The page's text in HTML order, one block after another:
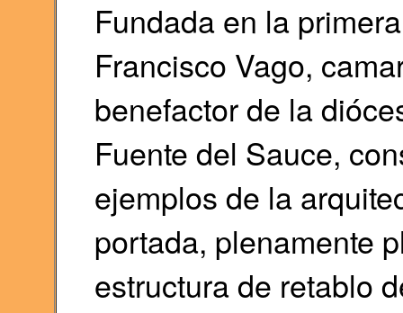
Fundada en la
Francisco Vago,
benefactor de la
Fuente del Sauce,
ejemplos de la
portada, plenamente
estructura de retablo